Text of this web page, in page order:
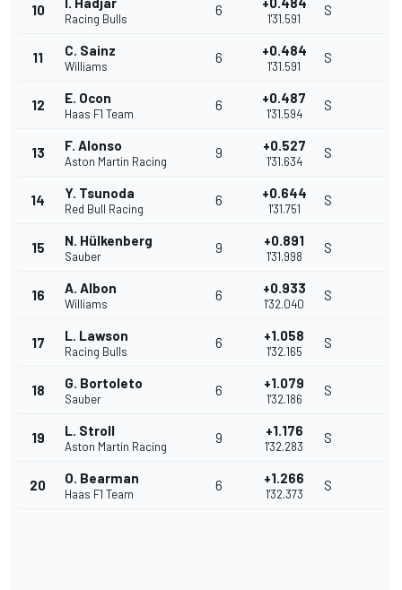
10
Racing Bulls
6
1'31.591
S
11 C. Sainz
Williams
6 +0.484
1'31.591
S
12 E. Ocon
Haas F1 Team
6 +0.487
1'31.594
S
13 F. Alonso
Aston Martin Racing
9 +0.527
1'31.634
S
14 Y. Tsunoda
Red Bull Racing
6 +0.644
1'31.751
S
15 N. Hülkenberg
Sauber
9 +0.891
1'31.998
S
16 A. Albon
Williams
6 +0.933
1'32.040
S
17 L. Lawson
Racing Bulls
6 +1.058
1'32.165
S
18 G. Bortoleto
Sauber
6 +1.079
1'32.186
S
19 L. Stroll
Aston Martin Racing
9 +1.176
1'32.283
S
20 O. Bearman
Haas F1 Team
6 +1.266
1'32.373
S